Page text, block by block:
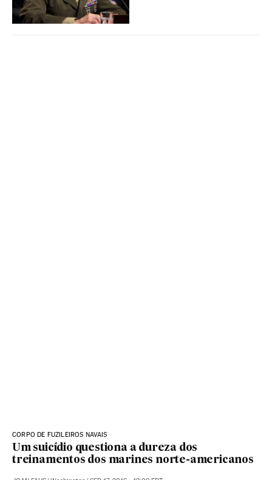
CORPO DE FUZILEIROS NAVAIS
Um suicídio questiona a dureza dos
treinamentos dos marines norte-americanos